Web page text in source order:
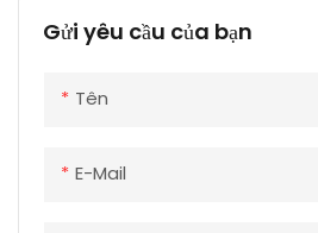
dược công nghiệp
Gửi yêu cầu của bạn
Tên
E-Mail